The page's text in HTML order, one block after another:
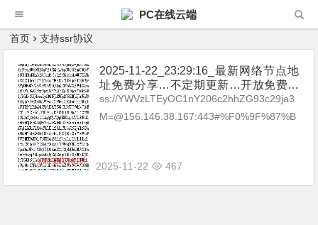
PC在线云端
首页 支持ssr协议
2025-11-22_23:29:16_最新网络节点地
址免费分享…不定期更新…开放免费分
享（网络免费节点香港|日本|韩国|新加
坡|台湾|马来西亚|…
ss://YWVzLTEyOC1nY206c2hhZG93c29ja3
M=@156.146.38.167:443#%F0%9F%87%B
2025-11-22 467